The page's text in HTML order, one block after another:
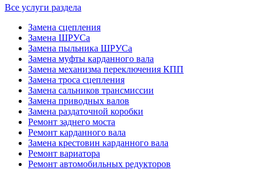
Все услуги раздела
Замена сцепления
Замена ШРУСа
Замена пыльника ШРУСа
Замена муфты карданного вала
Замена механизма переключения КПП
Замена троса сцепления
Замена сальников трансмиссии
Замена приводных валов
Замена раздаточной коробки
Ремонт заднего моста
Ремонт карданного вала
Замена крестовин карданного вала
Ремонт вариатора
Ремонт автомобильных редукторов